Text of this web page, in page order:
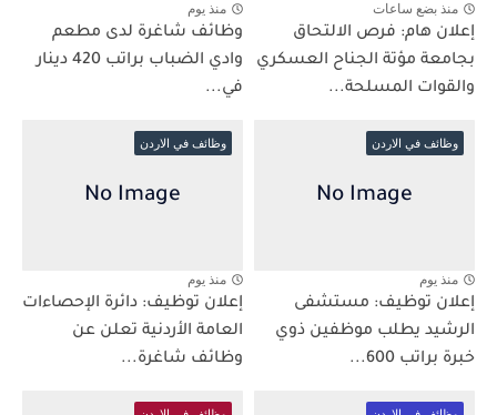
منذ بضع ساعات
إعلان هام: فرص الالتحاق
بجامعة مؤتة الجناح العسكري
والقوات المسلحة...
منذ يوم
وظائف شاغرة لدى مطعم
وادي الضباب براتب 420 دينار
في...
وظائف في الاردن
منذ يوم
إعلان توظيف: مستشفى
الرشيد يطلب موظفين ذوي
خبرة براتب 600...
وظائف في الاردن
منذ يوم
إعلان توظيف: دائرة الإحصاءات
العامة الأردنية تعلن عن
وظائف شاغرة...